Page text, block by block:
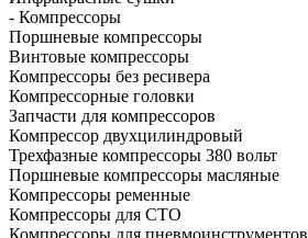
- Компрессоры
Поршневые компрессоры
Винтовые компрессоры
Компрессоры без ресивера
Компрессорные головки
Запчасти для компрессоров
Компрессор двухцилиндровый
Трехфазные компрессоры 380 вольт
Поршневые компрессоры масляные
Компрессоры ременные
Компрессоры для СТО
Компрессоры для пневмоинструментов